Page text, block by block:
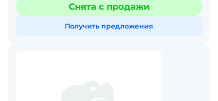
Снята с продажи
Получить предложения